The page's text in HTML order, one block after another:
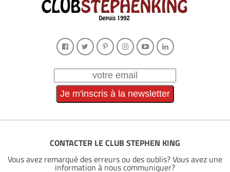
CONTACTER LE CLUB STEPHEN KING
Vous avez remarqué des erreurs ou des oublis? Vous avez une
information à nous communiquer?